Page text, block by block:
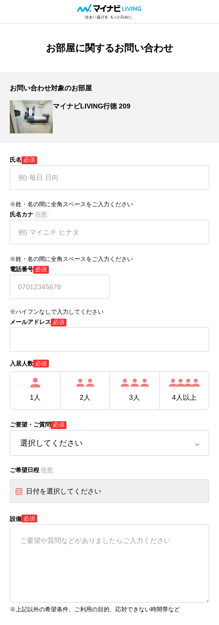
お部屋に関するお問い合わせ
お問い合わせ対象のお部屋
マイナビLIVING行徳 209
氏名 必須
※姓・名の間に全角スペースをご入力ください
氏名カナ 任意
※姓・名の間に全角スペースをご入力ください
電話番号 必須
※ハイフンなしで入力してください
メールアドレス 必須
入居人数 必須
1人 2人 3人 4人以上
ご要望・ご質問 必須
ご希望日程 任意
日付を選択してください
設備 必須
※上記以外の希望条件、ご利用の目的、応対できない時間帯など